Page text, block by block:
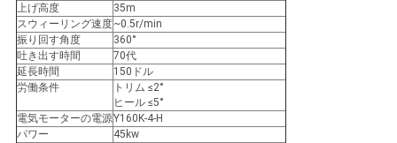
プ
ラ
イ
バ
上げ高度
35m
スウィーリング速度~0.5r/min
振り回す角度
360°
吐き出す時間
70代
延長時間
150ドル
労働条件
トリム ≤2°
ヒール ≤5°
電気モーターの電源Y160K-4-H
パワー
45kw